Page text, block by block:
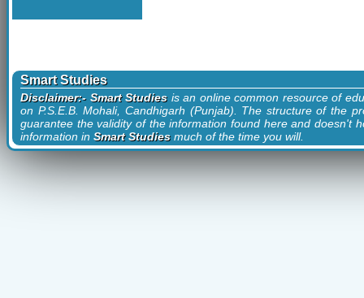
Smart Studies
Disclaimer:- Smart Studiesis an online common resource of
on P.S.E.B. Mohali, Candhigarh (Punjab). The structure of the
guarantee the validity of the information found here and doesn't
information in Smart Studiesmuch of the time you will.